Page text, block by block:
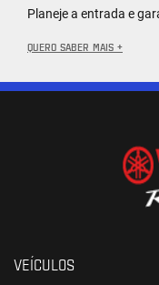
Planeje a entrada e
QUERO SABER MAIS +
VEÍCULOS